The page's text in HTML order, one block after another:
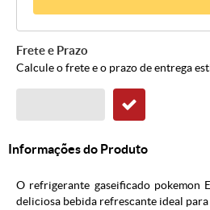
Frete e Prazo
Calcule o frete e o prazo de entrega
Informações do Produto
O refrigerante gaseificado pokemon
deliciosa bebida refrescante ideal para